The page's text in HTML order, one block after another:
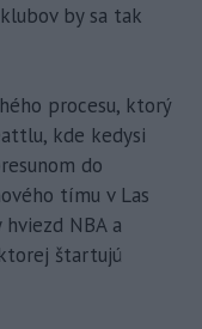
by sa tak
procesu, ktorý
kde kedysi
do
tímu v Las
NBA a
štartujú